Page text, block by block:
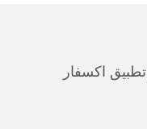
تطبيق اكسفار